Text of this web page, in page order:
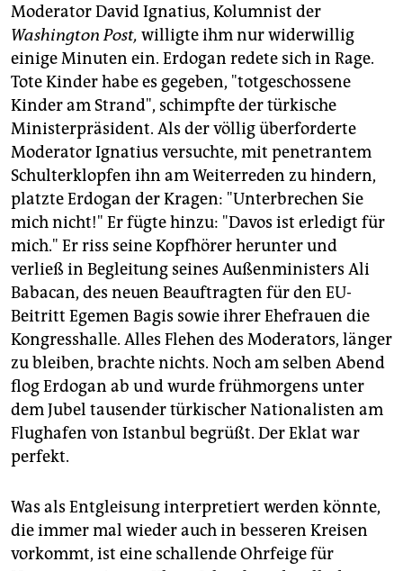
Moderator David Ignatius, Kolumnist der
Washington Post, willigte ihm nur widerwillig
einige Minuten ein. Erdogan redete sich in Rage.
Tote Kinder habe es gegeben, "totgeschossene
Kinder am Strand", schimpfte der türkische
Ministerpräsident. Als der völlig überforderte
Moderator Ignatius versuchte, mit penetrantem
Schulterklopfen ihn am Weiterreden zu hindern,
platzte Erdogan der Kragen: "Unterbrechen Sie
mich nicht!" Er fügte hinzu: "Davos ist erledigt für
mich." Er riss seine Kopfhörer herunter und
verließ in Begleitung seines Außenministers Ali
Babacan, des neuen Beauftragten für den EU-
Beitritt Egemen Bagis sowie ihrer Ehefrauen die
Kongresshalle. Alles Flehen des Moderators, länger
zu bleiben, brachte nichts. Noch am selben Abend
flog Erdogan ab und wurde frühmorgens unter
dem Jubel tausender türkischer Nationalisten am
Flughafen von Istanbul begrüßt. Der Eklat war
perfekt.
Was als Entgleisung interpretiert werden könnte,
die immer mal wieder auch in besseren Kreisen
vorkommt, ist eine schallende Ohrfeige für